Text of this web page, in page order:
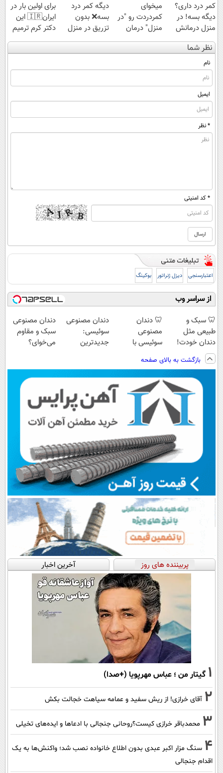
کمر درد داری؟
دیگه بسه! در
منزل درمانش
کن
(◀پرسش‌نامه)
میخوای
کمردردت رو "در
منزل" درمان
کنی؟ (◂فیلم +
◂پرسش‌نامه)
دیگه کمر درد
بسه❌ بدون
تزریق در منزل
درمانش کن✅
◀پرسش‌نامه پر
برای اولین بار در
ایران🇮🇷 این
دکتر کرم ترمیم
کننده 23 روزه
ساخت!
نظر شما
نام
ایمیل
* نظر
* کد امنیتی
اعتبارسنجی دیزل ژنراتور بوکینگ
از سراسر وب
🦷 سبک و
طبیعی مثل
دندان خودت!
نصب آسان و
پرداخت اقساطی
💳 📍 تهران
🦷 دندان
مصنوعی
سوئیسی با
دیجیتال |
پرداخت در 4
قسط |📍 تهران
دندان مصنوعی
سوئیسی:
جدیدترین
پرداخت قسطی
دندان مصنوعی
سبک و مقاوم
می‌خوای؟
📍تهران
بازگشت به بالای صفحه
پربیننده های روز آخرین اخبار
1 گیتار من ؛ عباس مهرپویا (+صدا)
2 آقای خرازی! از ریش سفید و عمامه سیاهت خجالت بکش
3 محمدباقر خرازی کیست؟روحانی جنجالی با ادعاها و ایده‌های تخیلی
4 سنگ مزار اکبر عبدی بدون اطلاع خانواده نصب شد؛ واکنش‌ها به یک
اقدام جنجالی